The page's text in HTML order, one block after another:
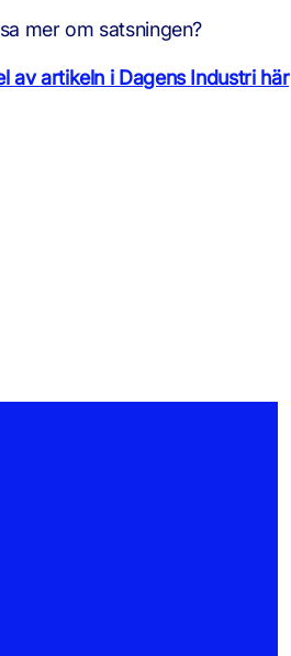
mer om satsningen?
av artikeln i Dagens Industri här